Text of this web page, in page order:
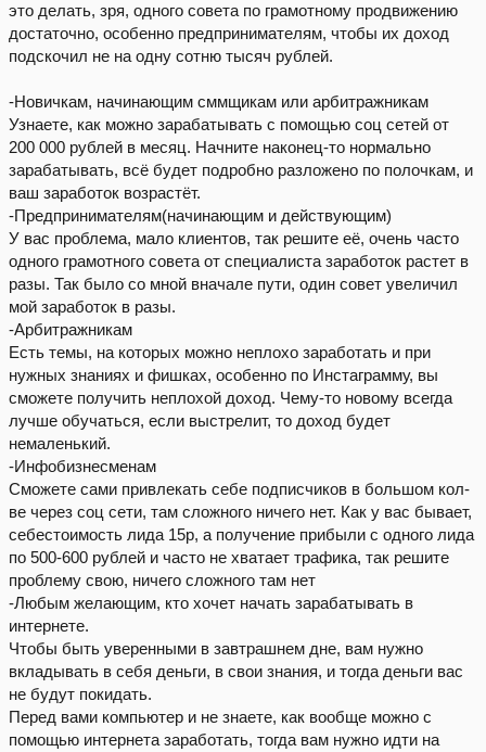
это делать, зря, одного совета по грамотному продвижению
достаточно, особенно предпринимателям, чтобы их доход
подскочил не на одну сотню тысяч рублей.
-Новичкам, начинающим сммщикам или арбитражникам
Узнаете, как можно зарабатывать с помощью соц сетей от
200 000 рублей в месяц. Начните наконец-то нормально
зарабатывать, всё будет подробно разложено по полочкам, и
ваш заработок возрастёт.
-Предпринимателям(начинающим и действующим)
У вас проблема, мало клиентов, так решите её, очень часто
одного грамотного совета от специалиста заработок растет в
разы. Так было со мной вначале пути, один совет увеличил
мой заработок в разы.
-Арбитражникам
Есть темы, на которых можно неплохо заработать и при
нужных знаниях и фишках, особенно по Инстаграмму, вы
сможете получить неплохой доход. Чему-то новому всегда
лучше обучаться, если выстрелит, то доход будет
немаленький.
-Инфобизнесменам
Сможете сами привлекать себе подписчиков в большом кол-
ве через соц сети, там сложного ничего нет. Как у вас бывает,
себестоимость лида 15р, а получение прибыли с одного лида
по 500-600 рублей и часто не хватает трафика, так решите
проблему свою, ничего сложного там нет
-Любым желающим, кто хочет начать зарабатывать в
интернете.
Чтобы быть уверенными в завтрашнем дне, вам нужно
вкладывать в себя деньги, в свои знания, и тогда деньги вас
не будут покидать.
Перед вами компьютер и не знаете, как вообще можно с
помощью интернета заработать, тогда вам нужно идти на